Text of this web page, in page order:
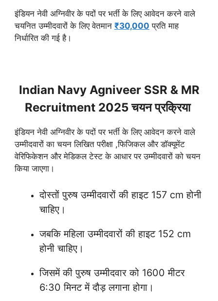
इंडियन नेवी अग्निवीर के पदों पर भर्ती के लिए आवेदन करने वाले
चयनित उम्मीदवारों के लिए वेतमान ₹30,000 प्रति माह
निर्धारित की गई है।
Indian Navy Agniveer SSR & MR
Recruitment 2025 चयन प्रक्रिया
इंडियन नेवी अग्निवीर के पदों पर भर्ती के लिए आवेदन करने वाले
उम्मीदवारों का चयन लिखित परीक्षा ,फिजिकल और डॉक्यूमेंट
वेरिफिकेशन और मेडिकल टेस्ट के आधार पर उम्मीदवारों को चयन
किया जाएगा।
दोस्तों पुरुष उम्मीदवारों की हाइट 157 cm होनी
चाहिए।
जबकि महिला उम्मीदवारों की हाइट 152 cm
होनी चाहिए।
जिसमें की पुरुष उम्मीदवार को 1600 मीटर
6:30 मिनट में दौड़ लगाना होगा।